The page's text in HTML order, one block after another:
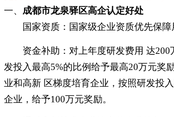
一、 成都市龙泉驿区高企认定好处
国家资质：国家级企业资质优先保障
资金补助：对上年度研发费用 达200
发投入最高5%的比例给予最高20万元奖
业和高新 区梯度培育企业，按照研发投
企业，给予100万元奖励。